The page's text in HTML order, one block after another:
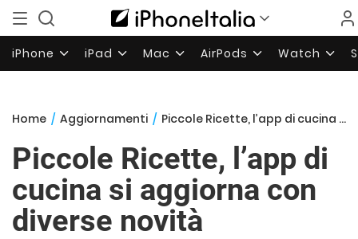
iPhone iPad Mac AirPods Watch
Home / Aggiornamenti / Piccole Ricette, l’app di cucina si aggiorna con diverse novità
Piccole Ricette, l’app di
cucina si aggiorna con
diverse novità